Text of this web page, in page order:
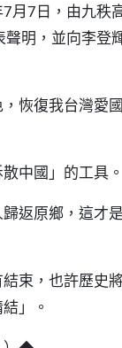
月7日，由九秩
明，並向李登
恢復我台灣愛
中國」的工具。
返原鄉，這才
束，也許歷史
」。